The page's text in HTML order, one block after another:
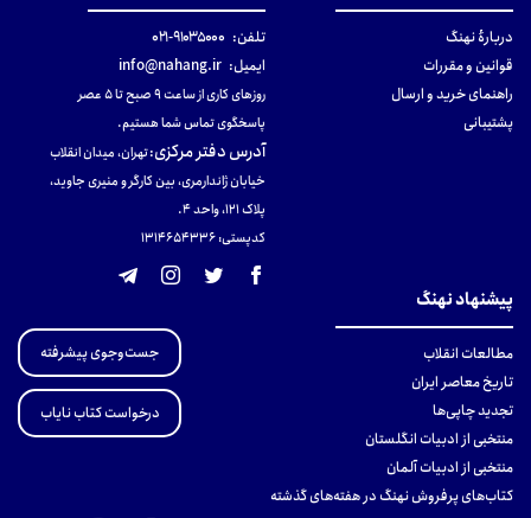
دربارهٔ نهنگ
قوانین و مقررات
راهنمای خرید و ارسال
پشتیبانی
تلفن: ۹۱۰۳۵۰۰۰-۰۲۱
ایمیل: info@nahang.ir
روزهای کاری از ساعت ۹ صبح تا ۵ عصر
پاسخگوی تماس شما هستیم.
آدرس دفتر مرکزی:تهران، میدان انقلاب
خیابان ژاندارمری، بین کارگر و منیری جاوید،
پلاک 121، واحد ۴.
کدپستی: 131465433۶
پیشنهاد نهنگ
مطالعات انقلاب
تاریخ معاصر ایران
تجدید چاپی‌ها
منتخبی از ادبیات انگلستان
منتخبی از ادبیات آلمان
کتاب‌های پرفروش نهنگ در هفته‌های گذشته
جست‌وجوی پیشرفته
درخواست کتاب نایاب